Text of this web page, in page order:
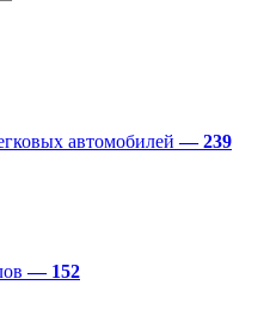
автомобилей— 239
— 152